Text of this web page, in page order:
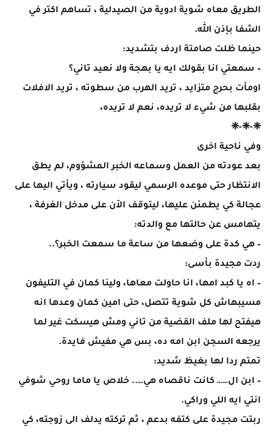
الطريق معاه شوية ادوية من الصيدلية ، تساهم اكتر في
الشفا بإذن الله.
حينما ظلت صامتة اردف بتشديد:
– سمعتي انا بقولك ايه يا بهجة ولا نعيد تاني؟
اومأت بحرج متزايد ، تريد الهرب من سطوته ، تريد الافلات
بقلبها من شيء لا تريده، نعم لا تريده،
❈-❈-❈
وفي ناحية اخرى
بعد عودته من العمل وسماعه الخبر المشؤوم، لم يطق
الانتظار حتى موعده الرسمي ليقود سيارته ، ويأتي اليها على
عجالة كي يطمئن عليها، ليتوقف الاَن على مدخل الغرفة ،
يتهامس عن حالتها مع والدته:
– هي كدة على وضعها من ساعة ما سمعت الخبر؟..
ردت مجيدة بأسى:
– اه يا كبد امها، انا حاولت معاها، ولينا كمان في التليفون
مسيبهاش كل شوية تتصل، حتى امين كمان وعدها انه
هيفتح لها ملف القضية من تاني ومش هيسكت غير لما
يرجعه السجن ابن امه ده، بس هي مفيش فايدة.
تمتم ردا لها بغيظ شديد:
– ابن ال…… كانت ناقصاه هي….. خلاص يا ماما روحي شوفي
انتي ايه اللي وراكي.
ربتت مجيدة على كتفه بدعم ، ثم تركته يدلف الى زوجته، كي